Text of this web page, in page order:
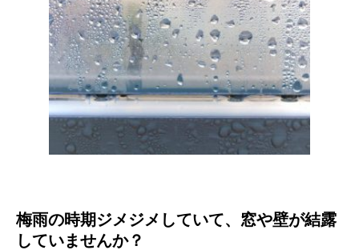
梅雨の時期ジメジメしていて、窓や壁が結露
していませんか？